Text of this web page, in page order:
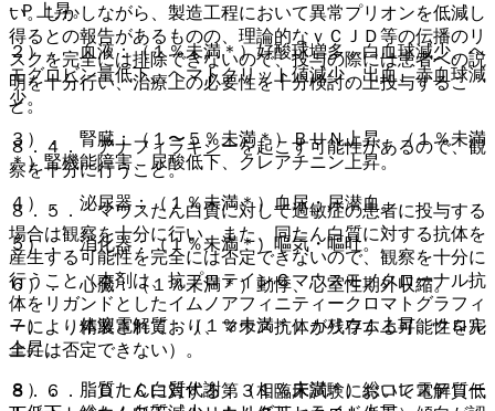
い。しかしながら、製造工程において異常プリオンを低減し
得るとの報告があるものの、理論的なｖＣＪＤ等の伝播のリ
スクを完全には排除できないので、投与の際には患者への説
明を十分行い、治療上の必要性を十分検討の上投与するこ
と。
８．４． アナフィラキシーを起こす可能性があるので、観
察を十分に行うこと。
８．５． マウスたん白質に対して過敏症の患者に投与する
場合は観察を十分に行い、また、同たん白質に対する抗体を
産生する可能性を完全には否定できないので、観察を十分に
行うこと（本剤は、抗プロテインＣマウスモノクローナル抗
体をリガンドとしたイムノアフィニティークロマトグラフィ
ーにより精製されており、マウス抗体が残存する可能性を完
全には否定できない）。
８．６． ＤＩＣに対する第３相臨床試験において電解質低
−Ｐ上昇。
２）． 血液：（１％未満＊）好酸球増多、白血球減少、ヘ
モグロビン量低下、ヘマトクリット値減少、出血、赤血球減
少。
３）． 腎臓：（１〜５％未満＊）ＢＵＮ上昇、（１％未満
＊）腎機能障害、尿酸低下、クレアチニン上昇。
４）． 泌尿器：（１％未満＊）血尿・尿潜血。
５）． 消化器：（１％未満＊）嘔気・嘔吐。
６）． 心臓：（１％未満＊）動悸、心室性期外収縮。
７）． 体液電解質：（１％未満＊）カリウム上昇、クロル
上昇。
８）． 脂質たん白質代謝：（１％未満＊）総コレステロー